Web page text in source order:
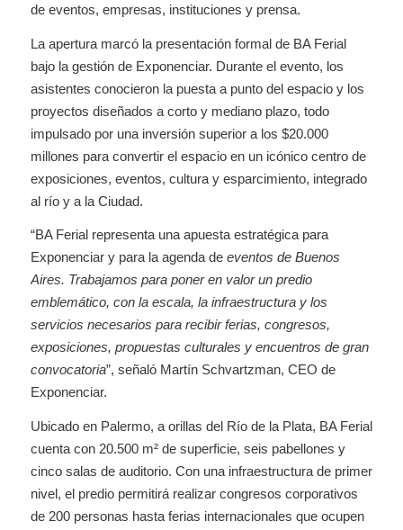
de eventos, empresas, instituciones y prensa.
La apertura marcó la presentación formal de BA Ferial
bajo la gestión de Exponenciar. Durante el evento, los
asistentes conocieron la puesta a punto del espacio y los
proyectos diseñados a corto y mediano plazo, todo
impulsado por una inversión superior a los $20.000
millones para convertir el espacio en un icónico centro de
exposiciones, eventos, cultura y esparcimiento, integrado
al río y a la Ciudad.
“BA Ferial representa una apuesta estratégica para
Exponenciar y para la agenda de eventos de Buenos
Aires. Trabajamos para poner en valor un predio
emblemático, con la escala, la infraestructura y los
servicios necesarios para recibir ferias, congresos,
exposiciones, propuestas culturales y encuentros de gran
convocatoria”, señaló Martín Schvartzman, CEO de
Exponenciar.
Ubicado en Palermo, a orillas del Río de la Plata, BA Ferial
cuenta con 20.500 m² de superficie, seis pabellones y
cinco salas de auditorio. Con una infraestructura de primer
nivel, el predio permitirá realizar congresos corporativos
de 200 personas hasta ferias internacionales que ocupen